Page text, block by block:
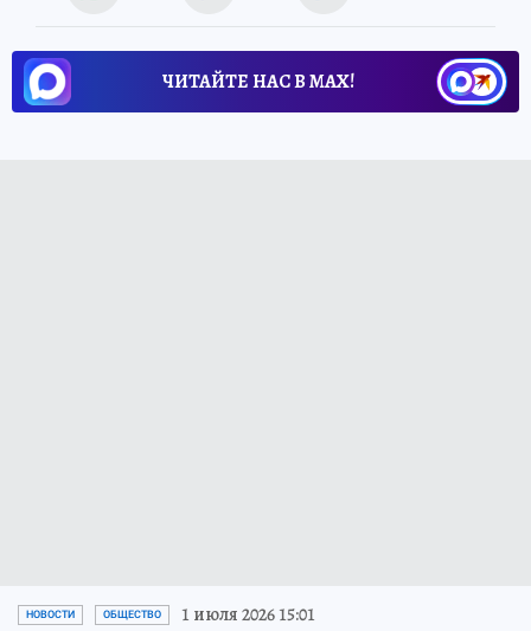
ЧИТАЙТЕ НАС В МАХ!
НОВОСТИ ОБЩЕСТВО 1 июля 2026 15:01